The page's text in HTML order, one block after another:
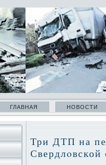
ГЛАВНАЯ НОВОСТИ
Три ДТП на
Свердлοвской